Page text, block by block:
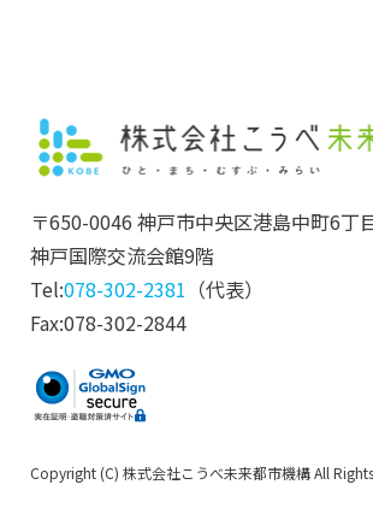
〒650-0046 神戸市中央区港島中町6丁
神戸国際交流会館9階
Tel:078-302-2381 （代表）
Fax:078-302-2844
Copyright (C) 株式会社こうべ未来都市機構 All